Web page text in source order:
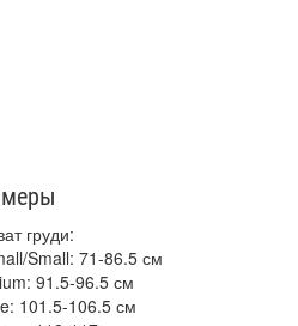
груди:
Small: 71-86.5 см
91.5-96.5 см
101.5-106.5 см